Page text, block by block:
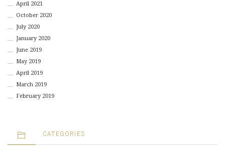
April 2021
October 2020
July 2020
January 2020
June 2019
May 2019
April 2019
March 2019
February 2019
CATEGORIES